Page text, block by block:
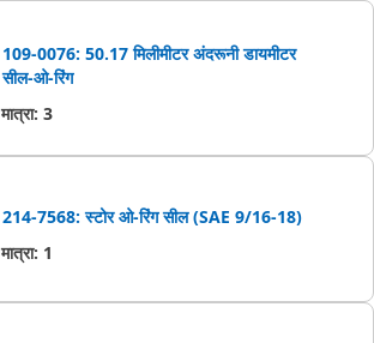
109-0076: 50.17 मिलीमीटर अंदरूनी डायमीटर
सील-ओ-रिंग
मात्रा: 3
214-7568: स्टोर ओ-रिंग सील (SAE 9/16-18)
मात्रा: 1